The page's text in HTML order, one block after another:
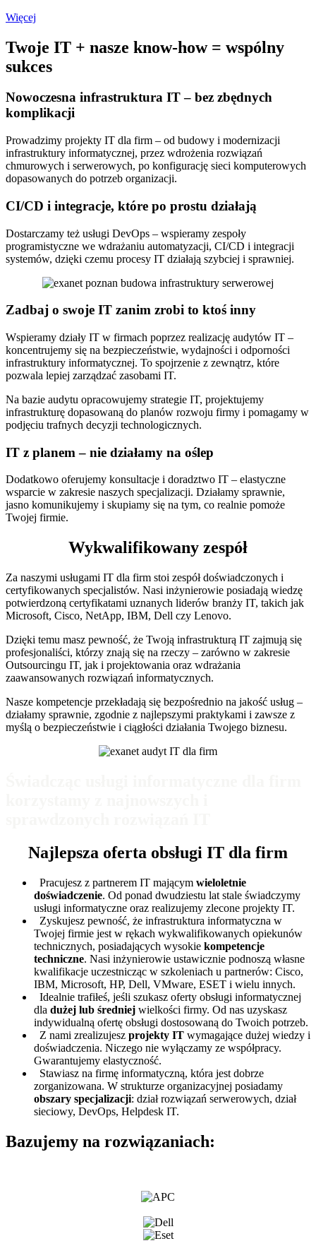
Więcej
Twoje IT + nasze know-how = wspólny
sukces
Nowoczesna infrastruktura IT – bez zbędnych
komplikacji
Prowadzimy projekty IT dla firm – od budowy i modernizacji
infrastruktury informatycznej, przez wdrożenia rozwiązań
chmurowych i serwerowych, po konfigurację sieci komputerowych
dopasowanych do potrzeb organizacji.
CI/CD i integracje, które po prostu działają
Dostarczamy też usługi DevOps – wspieramy zespoły
programistyczne we wdrażaniu automatyzacji, CI/CD i integracji
systemów, dzięki czemu procesy IT działają szybciej i sprawniej.
Zadbaj o swoje IT zanim zrobi to ktoś inny
Wspieramy działy IT w firmach poprzez realizację audytów IT –
koncentrujemy się na bezpieczeństwie, wydajności i odporności
infrastruktury informatycznej. To spojrzenie z zewnątrz, które
pozwala lepiej zarządzać zasobami IT.
Na bazie audytu opracowujemy strategie IT, projektujemy
infrastrukturę dopasowaną do planów rozwoju firmy i pomagamy w
podjęciu trafnych decyzji technologicznych.
IT z planem – nie działamy na oślep
Dodatkowo oferujemy konsultacje i doradztwo IT – elastyczne
wsparcie w zakresie naszych specjalizacji. Działamy sprawnie,
jasno komunikujemy i skupiamy się na tym, co realnie pomoże
Twojej firmie.
Wykwalifikowany zespół
Za naszymi usługami IT dla firm stoi zespół doświadczonych i
certyfikowanych specjalistów. Nasi inżynierowie posiadają wiedzę
potwierdzoną certyfikatami uznanych liderów branży IT, takich jak
Microsoft, Cisco, NetApp, IBM, Dell czy Lenovo.
Dzięki temu masz pewność, że Twoją infrastrukturą IT zajmują się
profesjonaliści, którzy znają się na rzeczy – zarówno w zakresie
Outsourcingu IT, jak i projektowania oraz wdrażania
zaawansowanych rozwiązań informatycznych.
Nasze kompetencje przekładają się bezpośrednio na jakość usług –
działamy sprawnie, zgodnie z najlepszymi praktykami i zawsze z
myślą o bezpieczeństwie i ciągłości działania Twojego biznesu.
Najlepsza oferta obsługi IT dla firm
Pracujesz z partnerem IT mającym wieloletnie
doświadczenie. Od ponad dwudziestu lat stale świadczymy
usługi informatyczne oraz realizujemy zlecone projekty IT.
Zyskujesz pewność, że infrastruktura informatyczna w
Twojej firmie jest w rękach wykwalifikowanych opiekunów
technicznych, posiadających wysokie kompetencje
techniczne. Nasi inżynierowie ustawicznie podnoszą własne
kwalifikacje uczestnicząc w szkoleniach u partnerów: Cisco,
IBM, Microsoft, HP, Dell, VMware, ESET i wielu innych.
Idealnie trafiłeś, jeśli szukasz oferty obsługi informatycznej
dla dużej lub średniej wielkości firmy. Od nas uzyskasz
indywidualną ofertę obsługi dostosowaną do Twoich potrzeb.
Z nami zrealizujesz projekty IT wymagające dużej wiedzy i
doświadczenia. Niczego nie wyłączamy ze współpracy.
Gwarantujemy elastyczność.
Stawiasz na firmę informatyczną, która jest dobrze
zorganizowana. W strukturze organizacyjnej posiadamy
obszary specjalizacji: dział rozwiązań serwerowych, dział
sieciowy, DevOps, Helpdesk IT.
Bazujemy na rozwiązaniach: